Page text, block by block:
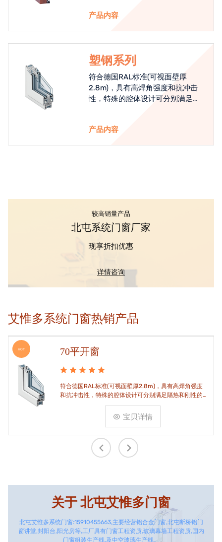
产品内容
塑钢系列
符合德国RAL标准(可视面壁厚
2.8m)，具有高焊角强度和抗冲击
性，特殊的腔体设计可分别满足隔
产品内容
较高销量产品
北屯系统门窗厂家
现享折扣优惠
详情咨询
艾惟多系统门窗热销产品
HOT 70平开窗
符合德国RAL标准(可视面壁厚2.8m)，具有高焊角强度
和抗冲击性，特殊的腔体设计可分别满足隔热和刚性的
宝贝详情
关于北屯艾惟多门窗
北屯艾惟多系统门窗:15910455663,主要经营铝合金门窗,北屯断桥铝门
窗讲堂,封阳台,阳光房等,工厂具有门窗工程资质,玻璃幕墙工程资质,国内
门窗组装生产线,及中空玻璃生产线。